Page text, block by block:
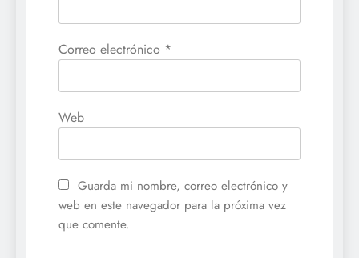
Correo electrónico *
Web
Guarda mi nombre, correo electrónico y
web en este navegador para la próxima vez
que comente.